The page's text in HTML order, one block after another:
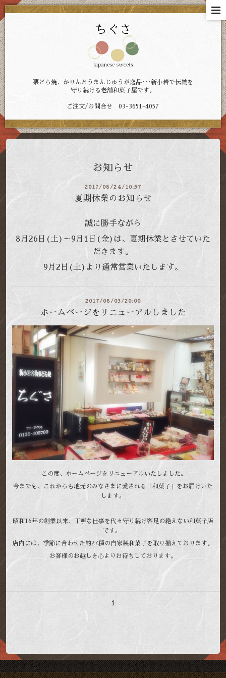
栗どら焼、かりんとうまんじゅうが逸品･･･新小岩で伝統を
守り続ける老舗和菓子屋です。
ご注文/お問合せ 03-3651-4057
お知らせ
2017/08/24/10:57
夏期休業のお知らせ
誠に勝手ながら
8月26日(土)～9月1日(金)は、 夏期休業とさせていた
だきます。
9月2日(土)より通常営業いたします。
2017/08/03/20:00
ホームページをリニューアルしました
この度、ホームページをリニューアルいたしました。
今までも、これからも地元のみなさまに愛される「和菓子」をお届けいた
します。
昭和16年の創業以来、丁寧な仕事を代々守り続け客足の絶えない和菓子店
です。
店内には、季節に合わせた約27種の自家製和菓子を取り揃えております。
お客様のお越しを心よりお待ちしております。
1